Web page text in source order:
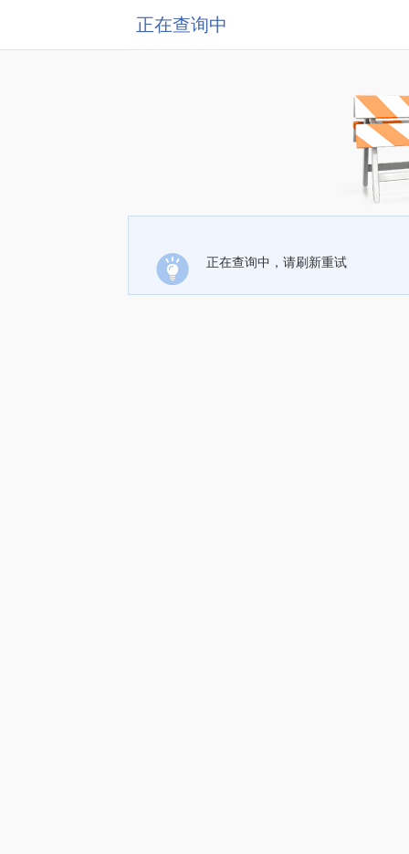
正在查询中
正在查询中，请刷新重试